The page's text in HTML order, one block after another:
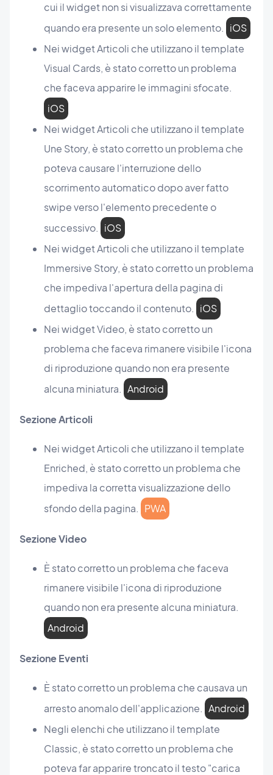
cui il widget non si visualizzava correttamente
quando era presente un solo elemento. iOS
Nei widget Articoli che utilizzano il template
Visual Cards, è stato corretto un problema
che faceva apparire le immagini sfocate.
iOS
Nei widget Articoli che utilizzano il template
Une Story, è stato corretto un problema che
poteva causare l'interruzione dello
scorrimento automatico dopo aver fatto
swipe verso l'elemento precedente o
successivo. iOS
Nei widget Articoli che utilizzano il template
Immersive Story, è stato corretto un problema
che impediva l'apertura della pagina di
dettaglio toccando il contenuto. iOS
Nei widget Video, è stato corretto un
problema che faceva rimanere visibile l'icona
di riproduzione quando non era presente
alcuna miniatura. Android
Sezione Articoli
Nei widget Articoli che utilizzano il template
Enriched, è stato corretto un problema che
impediva la corretta visualizzazione dello
sfondo della pagina. PWA
Sezione Video
È stato corretto un problema che faceva
rimanere visibile l'icona di riproduzione
quando non era presente alcuna miniatura.
Android
Sezione Eventi
È stato corretto un problema che causava un
arresto anomalo dell'applicazione. Android
Negli elenchi che utilizzano il template
Classic, è stato corretto un problema che
poteva far apparire troncato il testo "carica